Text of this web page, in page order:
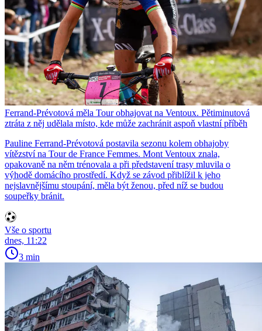
Ferrand-Prévotová měla Tour obhajovat na Ventoux. Pětiminutová
ztráta z něj udělala místo, kde může zachránit aspoň vlastní příběh
Pauline Ferrand-Prévotová postavila sezonu kolem obhajoby
vítězství na Tour de France Femmes. Mont Ventoux znala,
opakovaně na něm trénovala a při představení trasy mluvila o
výhodě domácího prostředí. Když se závod přiblížil k jeho
nejslavnějšímu stoupání, měla být ženou, před níž se budou
soupeřky bránit.
Vše o sportu
dnes, 11:22
3 min